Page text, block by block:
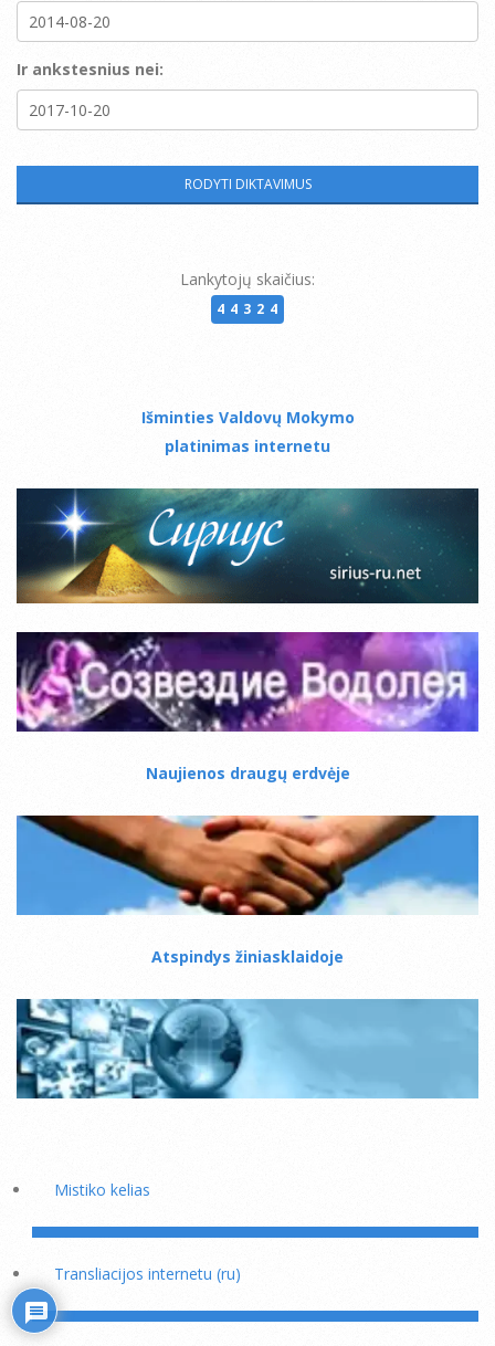
Ir ankstesnius nei:
Lankytojų skaičius:
44324
Išminties Valdovų Mokymo
platinimas internetu
Naujienos draugų erdvėje
Atspindys žiniasklaidoje
Mistiko kelias
Transliacijos internetu (ru)